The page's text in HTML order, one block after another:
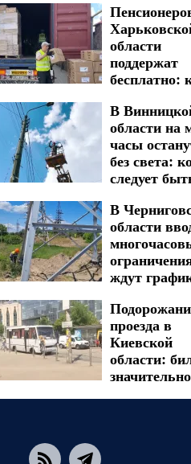
области
поддержат
бесплатно:
помощь
получить
В
области на
часы
без света:
следует
графикам
отключения
августа
В
области
ждут
на 6 и 7
проезда в
Киевской
области:
значительно